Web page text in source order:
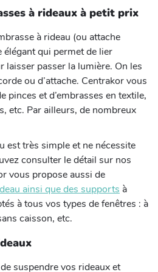
à rideaux à petit prix
à rideau (ou attache
élégant qui permet de lier
laisser passer la lumière. On les
ou d’attache. Centrakor vous
pinces et d’embrasses en textile,
etc. Par ailleurs, de nombreux
est très simple et ne nécessite
consulter le détail sur nos
vous propose aussi de
ainsi que des supports à
à tous vos types de fenêtres : à
caisson, etc.
suspendre vos rideaux et